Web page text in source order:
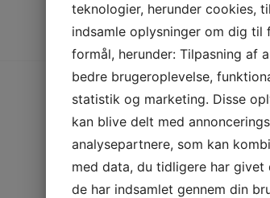
Flere produkter fra
teknologier, herunder cookies,
indsamle oplysninger om dig til
formål, herunder: Tilpasning af
bedre brugeroplevelse,
statistik og marketing. Disse
kan blive delt med
analysepartnere, som kan
med data, du tidligere har givet
de har indsamlet gennem din